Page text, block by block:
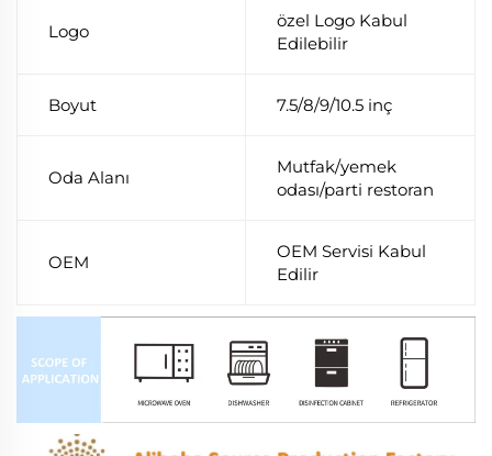
Logo
özel Logo Kabul
Edilebilir
Boyut 7.5/8/9/10.5 inç
Oda Alanı
Mutfak/yemek
odası/parti restoran
OEM
OEM Servisi Kabul
Edilir